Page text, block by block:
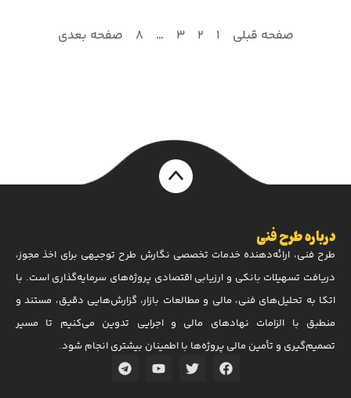
صفحه قبلی 1
2
3
…
8 صفحه بعدی
درباره طرح فنی
طرح فنی، ارائه‌دهنده خدمات تخصصی نگارش طرح توجیهی برای اخذ مجوز،
دریافت تسهیلات بانکی و ارزیابی اقتصادی پروژه‌های سرمایه‌گذاری است. با
اتکا به تحلیل‌های فنی، مالی و مطالعات بازار، گزارش‌هایی دقیق، مستند و
منطبق با الزامات نهادهای مالی و اجرایی تدوین می‌کنیم تا مسیر
تصمیم‌گیری و تأمین مالی پروژه‌ها با اطمینان بیشتری انجام شود.